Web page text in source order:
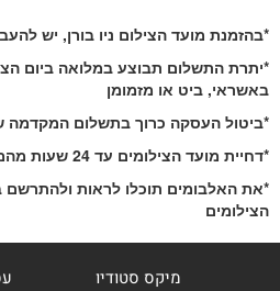
*בהזמנת מועד הצילום ניו בורן, יש להעביר
*יתרת התשלום תבוצע במלואה ביום
באשראי, ביט או מזמומן
*ביטול העסקה כרוך בתשלום המקדמה
*דחיית מועד הצילומים עד 24 שעות מהמועד שנקבע
*את האלבומים תוכלו לראות ולהתרשם
הצילומים
מיקס סטודיו